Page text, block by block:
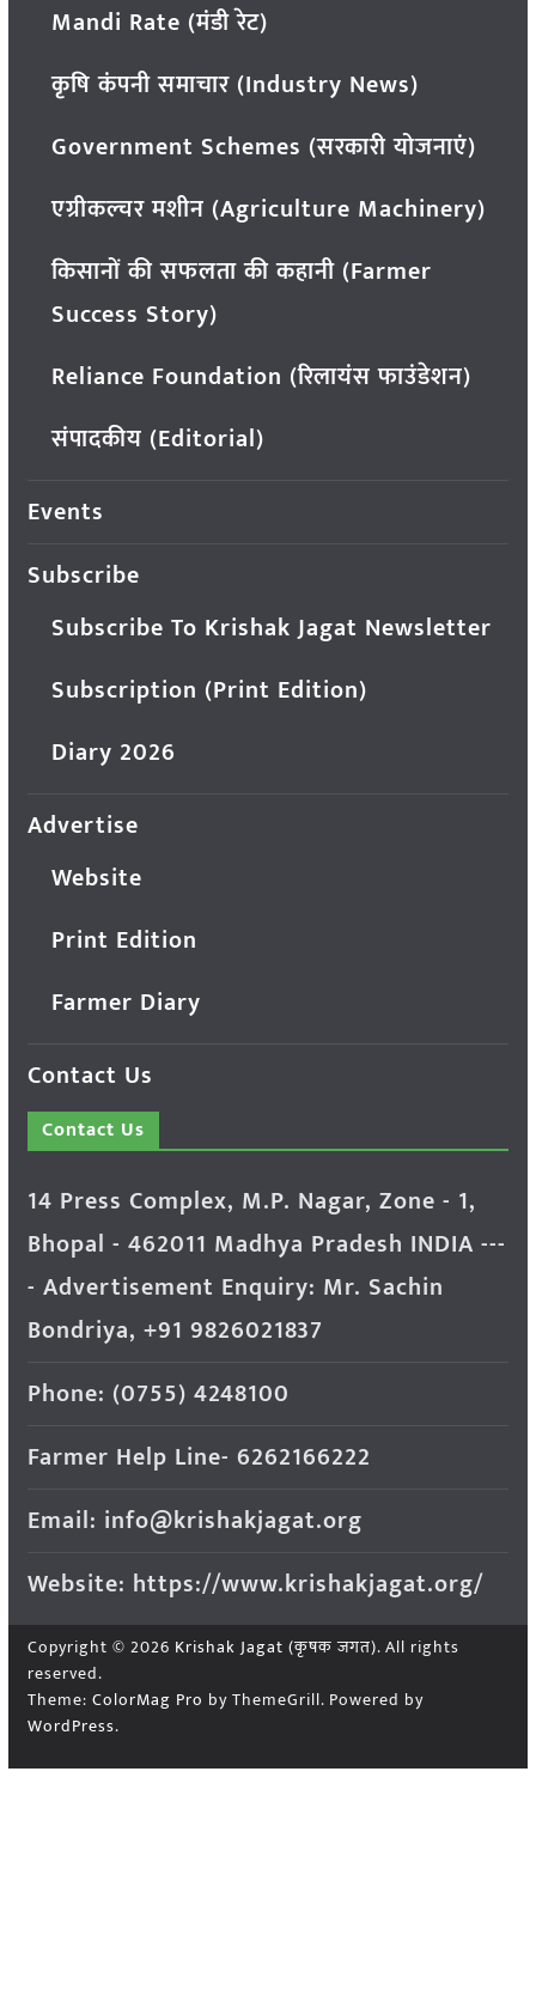
Mandi Rate (मंडी रेट)
कृषि कंपनी समाचार (Industry News)
Government Schemes (सरकारी योजनाएं)
एग्रीकल्चर मशीन (Agriculture Machinery)
किसानों की सफलता की कहानी (Farmer
Success Story)
Reliance Foundation (रिलायंस फाउंडेशन)
संपादकीय (Editorial)
Events
Subscribe
Subscribe To Krishak Jagat Newsletter
Subscription (Print Edition)
Diary 2026
Advertise
Website
Print Edition
Farmer Diary
Contact Us
Contact Us
14 Press Complex, M.P. Nagar, Zone - 1,
Bhopal - 462011 Madhya Pradesh INDIA ---
- Advertisement Enquiry: Mr. Sachin
Bondriya, +91 9826021837
Phone: (0755) 4248100
Farmer Help Line- 6262166222
Email: info@krishakjagat.org
Website: https://www.krishakjagat.org/
Copyright © 2026 Krishak Jagat (कृषक जगत). All rights
reserved.
Theme: ColorMag Pro by ThemeGrill. Powered by
WordPress.